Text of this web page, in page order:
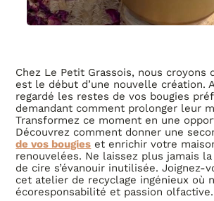
Chez Le Petit Grassois, nous croyons
est le début d’une nouvelle création.
regardé les restes de vos bougies
demandant comment prolonger leur
Transformez ce moment en une
Découvrez comment donner une
de vos bougies et enrichir votre
renouvelées. Ne laissez plus jamais
de cire s’évanouir inutilisée. Joignez-
cet atelier de recyclage ingénieux où
écoresponsabilité et passion olfactive.